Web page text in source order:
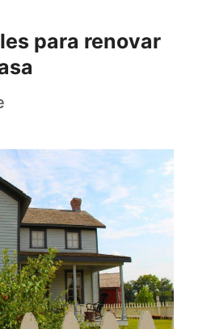
para renovar